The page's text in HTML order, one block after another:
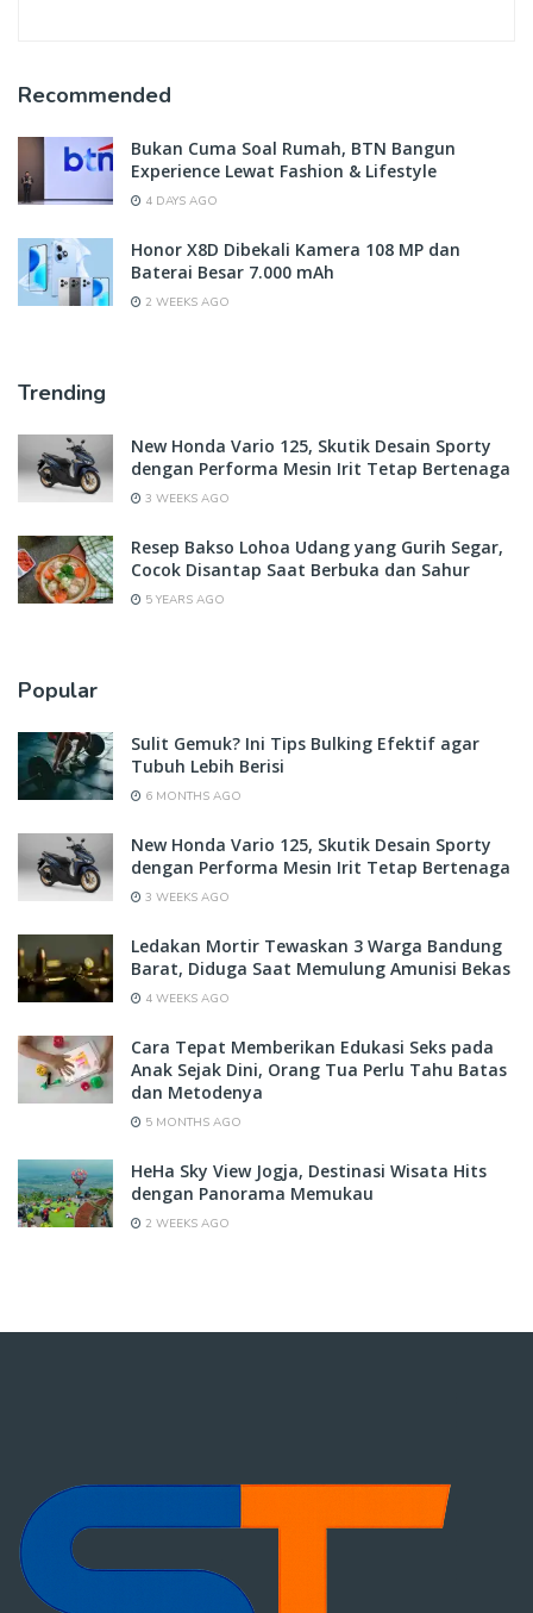
Recommended
Bukan Cuma Soal Rumah, BTN Bangun
Experience Lewat Fashion & Lifestyle
4 DAYS AGO
Honor X8D Dibekali Kamera 108 MP dan
Baterai Besar 7.000 mAh
2 WEEKS AGO
Trending
New Honda Vario 125, Skutik Desain Sporty
dengan Performa Mesin Irit Tetap Bertenaga
3 WEEKS AGO
Resep Bakso Lohoa Udang yang Gurih Segar,
Cocok Disantap Saat Berbuka dan Sahur
5 YEARS AGO
Popular
Sulit Gemuk? Ini Tips Bulking Efektif agar
Tubuh Lebih Berisi
6 MONTHS AGO
New Honda Vario 125, Skutik Desain Sporty
dengan Performa Mesin Irit Tetap Bertenaga
3 WEEKS AGO
Ledakan Mortir Tewaskan 3 Warga Bandung
Barat, Diduga Saat Memulung Amunisi Bekas
4 WEEKS AGO
Cara Tepat Memberikan Edukasi Seks pada
Anak Sejak Dini, Orang Tua Perlu Tahu Batas
dan Metodenya
5 MONTHS AGO
HeHa Sky View Jogja, Destinasi Wisata Hits
dengan Panorama Memukau
2 WEEKS AGO